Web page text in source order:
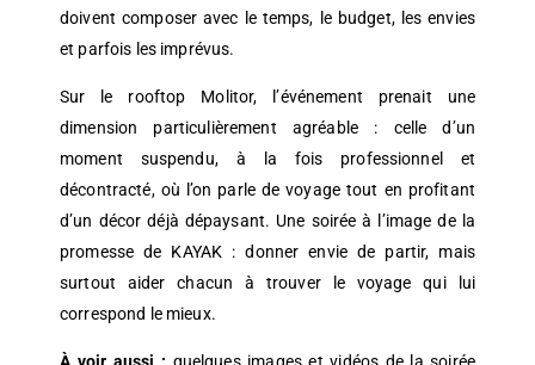
doivent composer avec le temps, le budget, les envies
et parfois les imprévus.
Sur le rooftop Molitor, l’événement prenait une
dimension particulièrement agréable : celle d’un
moment suspendu, à la fois professionnel et
décontracté, où l’on parle de voyage tout en profitant
d’un décor déjà dépaysant. Une soirée à l’image de la
promesse de KAYAK : donner envie de partir, mais
surtout aider chacun à trouver le voyage qui lui
correspond le mieux.